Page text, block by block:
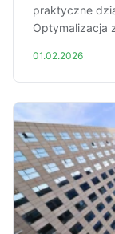
praktyczne
Optymalizacja
01.02.2026